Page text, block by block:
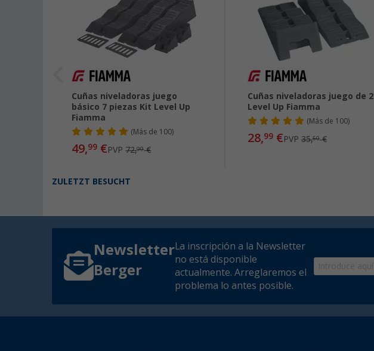
Cuñas niveladoras juego
básico 7 piezas Kit Level Up
Fiamma
( Más de 100)
49,99 €PVP72,99€
Cuñas niveladoras juego de 2
Level Up Fiamma
( Más de 100)
28,99€PVP 35,50€
ZULETZT BESUCHT
Newsletter
Berger
La inscripción a la Newsletter
no está disponible
actualmente. Arreglaremos el
problema lo antes posible.